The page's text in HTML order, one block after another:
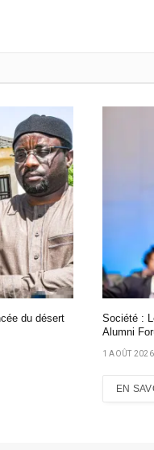
du désert
Société :
Alumni
1 AOÛT 2026
EN